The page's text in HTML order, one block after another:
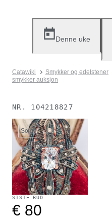
Denne uke
Catawiki Smykker og edelstener
smykker auksjon
NR. 104218827
Solgt
SISTE BUD
€ 80